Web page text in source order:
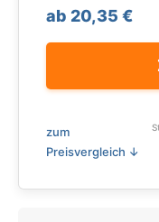
ab 20,35 €
zum
Preisvergleich ↓